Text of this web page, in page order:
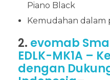
Piano Black
Kemudahan
2. evomab
EDLK-MK1A –
dengan